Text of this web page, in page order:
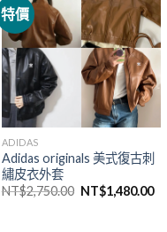
特價
ADIDAS
Adidas originals 美式復古刺
繡皮衣外套
NT$2,750.00 NT$1,480.00